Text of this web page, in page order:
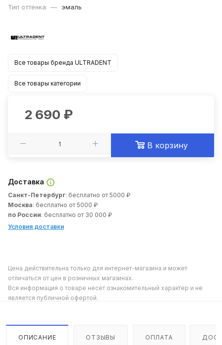
Тип оттенка
— эмаль
Все товары бренда ULTRADENT
Все товары категории
2 690 ₽
В корзину
Доставка
Санкт-Петербург: бесплатно от 5000 ₽
Москва: бесплатно от 5000 ₽
по России: бесплатно от 30 000 ₽
Условия доставки
Цена действительна только для интернет-магазина и может
отличаться от цен в розничных магазинах.
Вся информация о товаре несет ознакомительный характер и не
является публичной офертой.
ОПИСАНИЕ ОТЗЫВЫ ОПЛАТА